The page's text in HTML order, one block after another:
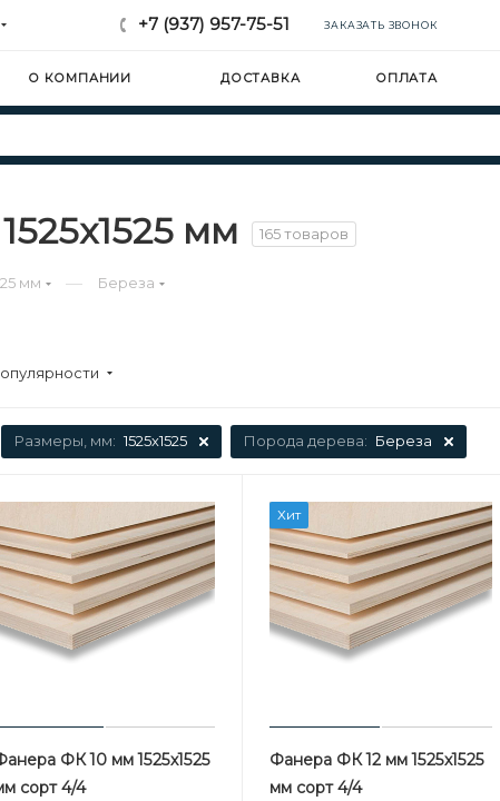
+7 (937) 957-75-51 ЗАКАЗАТЬ ЗВОНОК
О КОМПАНИИ ДОСТАВКА ОПЛАТА
мм 165 товаров
мм — Береза
Размеры, мм: 1525х1525 Порода дерева: Береза
ФК 10 мм 1525х1525
сорт 4/4
Хит
Фанера ФК 12 мм 1525х1525
мм сорт 4/4